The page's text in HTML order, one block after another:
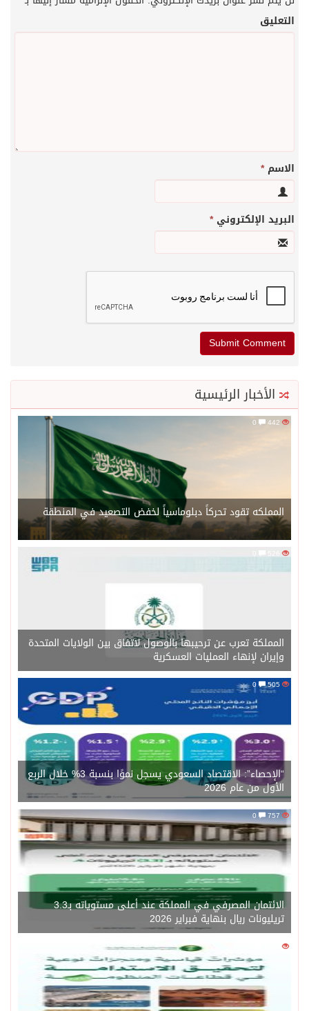
التعليق
الاسم*
البريد الإلكتروني*
الأخبار الرئيسية
المملكه تقود تحركاً دبلوماسياً لخفض التصعيد في المنطقة
526
المملكة تعرب عن ترحيبها بالوصول لاتفاق بين الولايات المتحدة
وإيران لإنهاء العمليات العسكرية
505
“الإحصاء”: الاقتصاد السعودي يسجل نموًا بنسبة 3% خلال الربع
الأول من عام 2026
757
0
الائتمان المصرفي في المملكة عند أعلى مستوياته بـ3.3
تريليونات ريال بنهاية فبراير 2026
1450